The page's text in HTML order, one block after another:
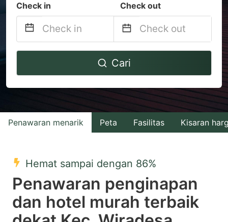
Check in Check out
Navigate
to
with
the
select
a
date.
Press
Navigate
to
interact
with
the
select
a
date.
Press
Cari
Penawaran menarik Peta Fasilitas Kisaran
Hemat sampai dengan 86%
Penawaran penginapan
dan hotel murah terbaik